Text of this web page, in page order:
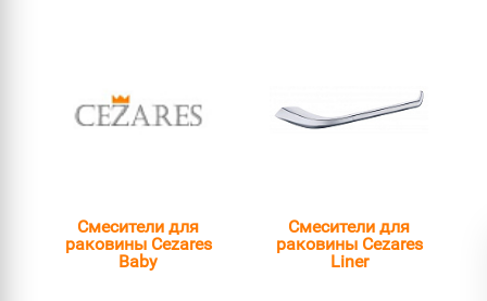
Смесители для
раковины Cezares
Baby
Смесители для
раковины Cezares
Liner